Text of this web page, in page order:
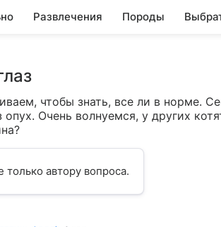
Развлечения Породы
чтобы знать, все ли в норме.
опух. Очень волнуемся, у других
автору вопроса.